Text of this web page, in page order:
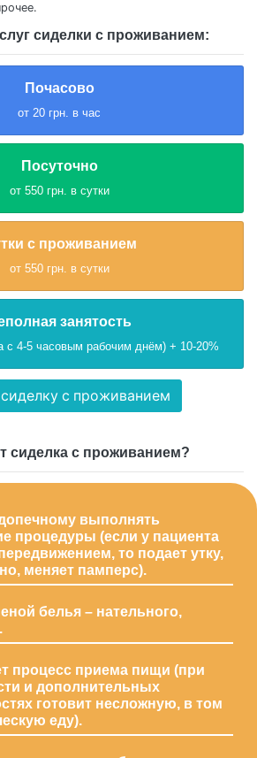
сиделки c проживанием:
Почасово
от 20 грн. в час
Посуточно
от 550 грн. в сутки
с проживанием
от 550 грн. в сутки
занятость
с 4-5 часовым рабочим днём) + 10-20%
c проживанием
сиделка с проживанием?
выполнять
процедуры (если у пациента
то подает утку,
меняет памперс).
белья – нательного,
процесс приема пищи (при
и дополнительных
готовит несложную, в том
еду).